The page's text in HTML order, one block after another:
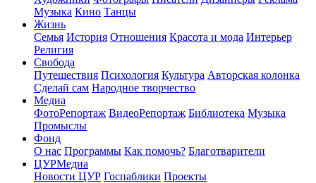
Музыка Кино Танцы
Жизнь
Семья История Отношения Красота и мода Интерьер
Религия
Свобода
Путешествия Психология Культура Авторская колонка
Сделай сам Народное творчество
Медиа
ФотоРепортаж ВидеоРепортаж Библиотека Музыка
Промыслы
Фонд
О нас Программы Как помочь? Благотварители
ЦУРМедиа
Новости ЦУР Госпаблики Проекты